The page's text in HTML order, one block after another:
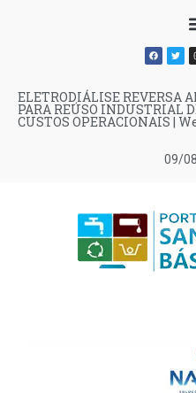
09/
ELETRODIÁLISE REVERSA
PARA REÚSO INDUSTRIAL
CUSTOS OPERACIONAIS |